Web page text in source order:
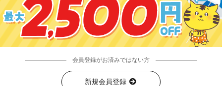
会員登録がお済みではない方
新規会員登録